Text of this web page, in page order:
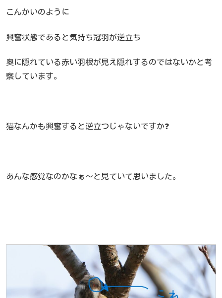
こんかいのように
興奮状態であると気持ち冠羽が逆立ち
奥に隠れている赤い羽根が見え隠れするのではないかと考
察しています。
猫なんかも興奮すると逆立つじゃないですか❓
あんな感覚なのかなぁ～と見ていて思いました。